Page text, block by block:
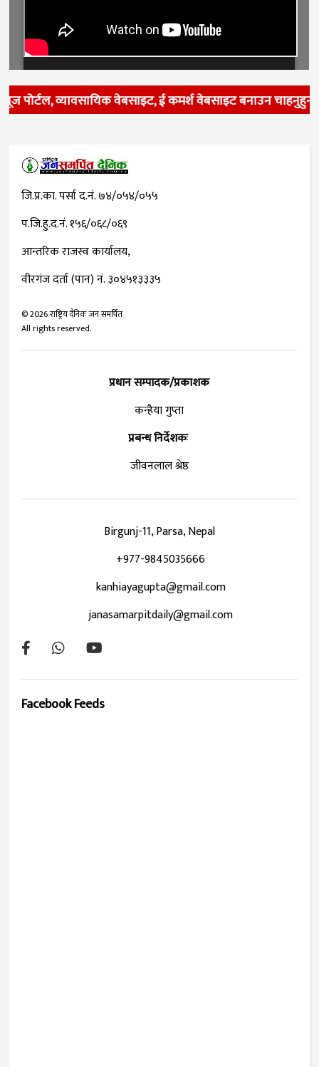
व्यावसायिक वेबसाइट, ई कमर्श वेबसाइट बनाउन चाहनुहुन्छ ?
जि.प्र.का. पर्सा द.नं. ७४/०५४/०५५
प.जि.हु.द.नं. १५६/०६८/०६९
आन्तरिक राजस्व कार्यालय,
वीरगंज दर्ता (पान) नं. ३०४५१३३३५
©2026राष्ट्रिय दैनिक जन समर्पित
All rights reserved.
प्रधान सम्पादक/प्रकाशक
कन्हैया गुप्ता
प्रबन्ध निर्देशकः
जीवनलाल श्रेष्ठ
Birgunj-11, Parsa, Nepal
+977-9845035666
kanhiayagupta@gmail.com
janasamarpitdaily@gmail.com
Facebook Feeds